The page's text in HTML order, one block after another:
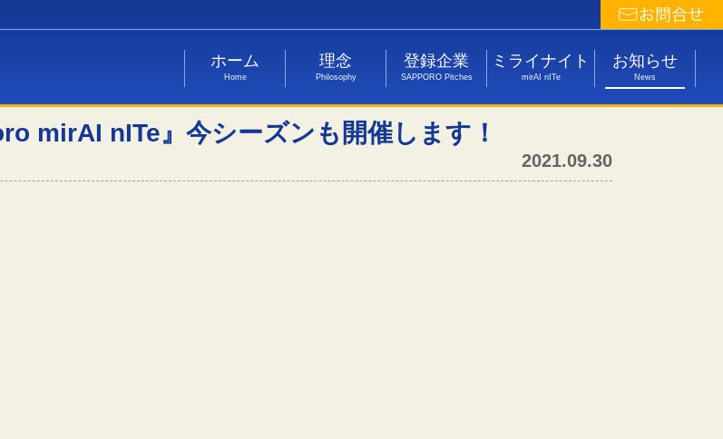
ホーム
Home
理念
Philosophy
登録企業
SAPPORO Pitches
ミライナイト
mirAI nITe
お知らせ
News
mirAI nITe』今シーズンも開催します！
2021.09.30